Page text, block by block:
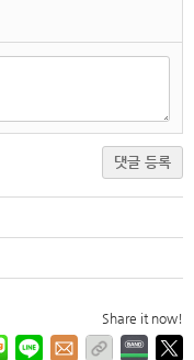
댓글 등록
Share it now!